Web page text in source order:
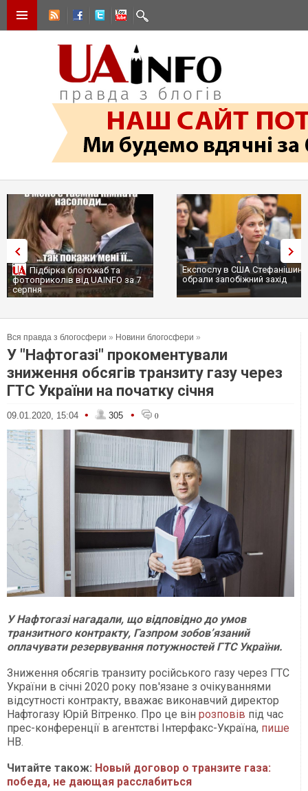
Підбірка блогожаб та
фотоприколів від UAINFO за 7
серпня
Експослу в США
обрали запобіжний захід
Вся правда з блогосфери » Новини блогосфери »
У "Нафтогазі" прокоментували
зниження обсягів транзиту газу через
ГТС України на початку січня
09.01.2020, 15:04 • 305 • 0
У Нафтогазі нагадали, що відповідно до умов
транзитного контракту, Газпром зобов’язаний
оплачувати резервування потужностей ГТС України.
Зниження обсягів транзиту російського газу через ГТС
України в січні 2020 року пов'язане з очікуваннями
відсутності контракту, вважає виконавчий директор
Нафтогазу Юрій Вітренко. Про це він розповів під час
прес-конференції в агентстві Інтерфакс-Україна, пише
НВ.
Читайте також: Новый договор о транзите газа:
победа, не дающая расслабиться